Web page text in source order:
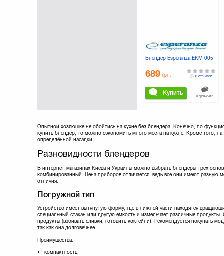
Блендер Esperanza EKM 005
689 грн.
Купить
0 отзывов
К сравнению
Опытной хозяюшке не обойтись на кухне без блендера. Конечно, по
купить блендер, то можно сэкономить много места на кухне. Кроме того,
определённой насадки.
Разновидности блендеров
В интернет-магазинах Киева и Украины можно выбрать блендеры трёх
комбинированный. Цена приборов отличается, ведь все они имеют разную
отличия.
Погружной тип
Устройство имеет вытянутую форму, где в нижней части находятся
специальный стакан или другую емкость и измельчает различные
продукты (взбивать сливки, готовить коктейли). Рекомендуется покупать
так как она долговечнее.
Преимущества:
компактность;